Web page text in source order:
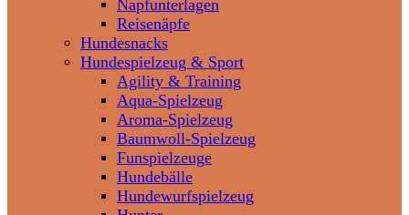
Napfunterlagen
Reisenäpfe
Hundesnacks
Hundespielzeug & Sport
Agility & Training
Aqua-Spielzeug
Aroma-Spielzeug
Baumwoll-Spielzeug
Funspielzeuge
Hundebälle
Hundewurfspielzeug